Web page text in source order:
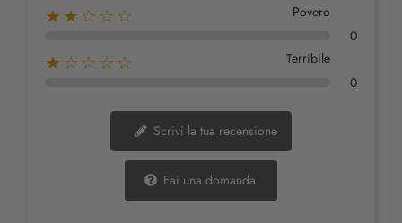
★★☆☆☆
Povero
0
★☆☆☆☆
Terribile
0
Scrivi la tua recensione
Fai una domanda